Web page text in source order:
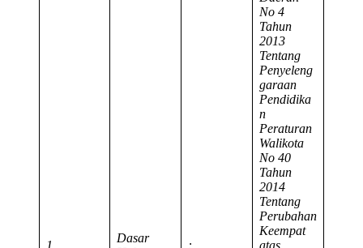
1
Dasar
:
No 4
Tahun
2013
Tentang
Penyeleng
garaan
Pendidika
n
Peraturan
Walikota
No 40
Tahun
2014
Tentang
Perubahan
Keempat
atas